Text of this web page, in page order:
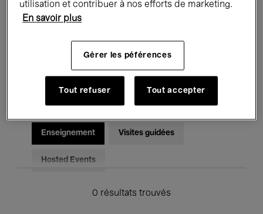
Rencontres & Débats Jazz
Musique électronique
Pour tous Kids’ Palace
Enseignement Visites guidées
Hosted Events
0 résultats trouvés
utilisation et contribuer à nos efforts de marketing.
En savoir plus
Gérer les péférences
Tout refuser Tout accepter